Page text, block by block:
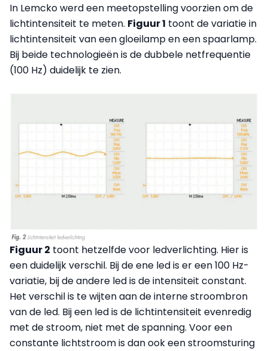
In Lemcko werd een meetopstelling voorzien om de
lichtintensiteit te meten. Figuur 1 toont de variatie in
lichtintensiteit van een gloeilamp en een spaarlamp.
Bij beide technologieën is de dubbele netfrequentie
(100 Hz) duidelijk te zien.
Figuur 2 toont hetzelfde voor ledverlichting. Hier is
een duidelijk verschil. Bij de ene led is er een 100 Hz-
variatie, bij de andere led is de intensiteit constant.
Het verschil is te wijten aan de interne stroombron
van de led. Bij een led is de lichtintensiteit evenredig
met de stroom, niet met de spanning. Voor een
constante lichtstroom is dan ook een stroomsturing